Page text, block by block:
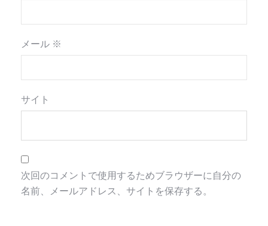
メール ※
サイト
次回のコメントで使用するためブラウザーに自分の
名前、メールアドレス、サイトを保存する。